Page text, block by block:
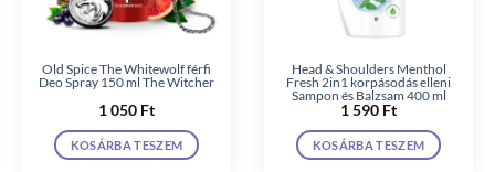
Old Spice The Whitewolf férfi
Deo Spray 150 ml The Witcher
1 050 Ft
KOSÁRBA TESZEM
Head & Shoulders Menthol
Fresh 2in1 korpásodás elleni
Sampon és Balzsam 400 ml
1 590 Ft
KOSÁRBA TESZEM